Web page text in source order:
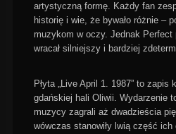
artystyczną formę. Każdy fan
historię i wie, że bywało różnie –
muzykom w oczy. Jednak Perfect
wracał silniejszy i bardziej
Płyta „Live April 1. 1987” to zapis
gdańskiej hali Oliwii. Wydarzenie
muzycy zagrali aż dwadzieścia
wówczas stanowiły lwią część ich